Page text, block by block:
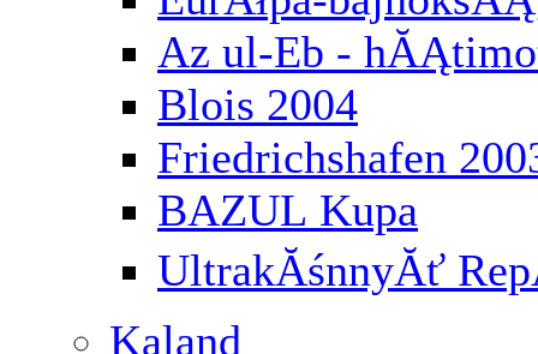
Az ul-Eb -
Blois 2004
Friedrichshafen
BAZUL Kupa
UltrakĂśnnyĂť
Kaland